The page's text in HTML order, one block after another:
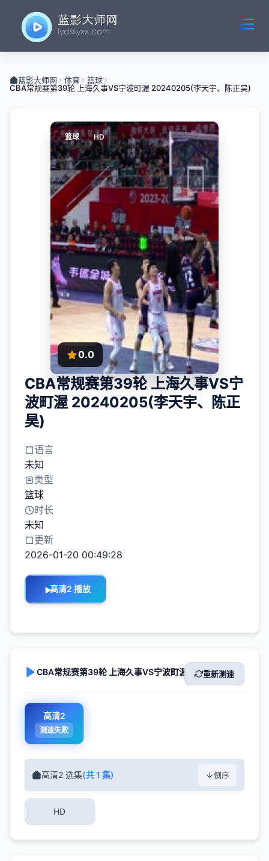
蓝影大师网 体育
篮球
CBA常规赛第39轮 上海久事VS宁波町渥 20240205(李天宇、陈正昊)
篮球 HD
0.0
CBA常规赛第39轮 上海久事VS宁
波町渥 20240205(李天宇、陈正
昊)
语言
未知
类型
篮球
时长
未知
更新
2026-01-20 00:49:28
高清2 播放
CBA常规赛第39轮 上海久事VS宁波町渥 20240205(李天宇
重新测速
高清2
测速失败
高清2 选集(共 1 集) 倒序
HD